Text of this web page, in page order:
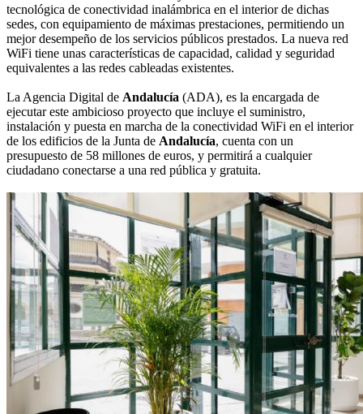
tecnológica de conectividad inalámbrica en el interior de dichas
sedes, con equipamiento de máximas prestaciones, permitiendo un
mejor desempeño de los servicios públicos prestados. La nueva red
WiFi tiene unas características de capacidad, calidad y seguridad
equivalentes a las redes cableadas existentes.
La Agencia Digital de Andalucía (ADA), es la encargada de
ejecutar este ambicioso proyecto que incluye el suministro,
instalación y puesta en marcha de la conectividad WiFi en el interior
de los edificios de la Junta de Andalucía, cuenta con un
presupuesto de 58 millones de euros, y permitirá a cualquier
ciudadano conectarse a una red pública y gratuita.